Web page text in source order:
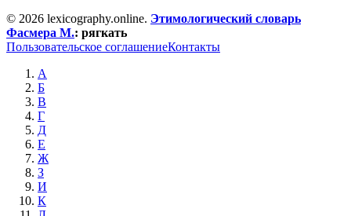
© 2026 lexicography.online. Этимологический словарь
Фасмера М.: рягкать
Пользовательское соглашениеКонтакты
А
Б
В
Г
Д
Е
Ж
З
И
К